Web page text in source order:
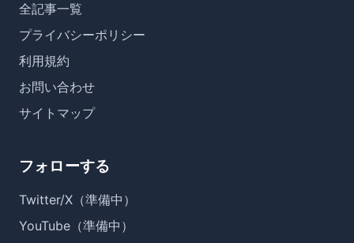
全記事一覧
プライバシーポリシー
利用規約
お問い合わせ
サイトマップ
フォローする
Twitter/X（準備中）
YouTube（準備中）